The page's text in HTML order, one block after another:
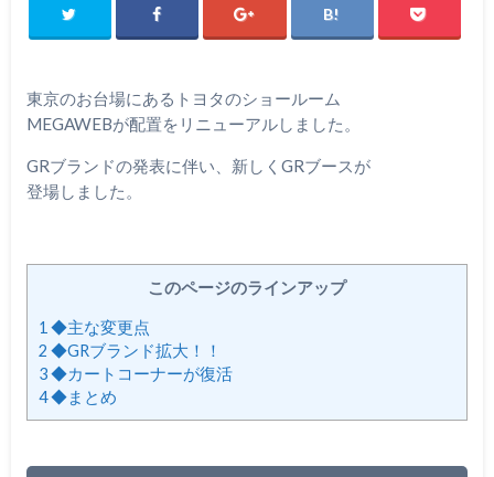
東京のお台場にあるトヨタのショールーム
MEGAWEBが配置をリニューアルしました。
GRブランドの発表に伴い、新しくGRブースが
登場しました。
このページのラインアップ
1 ◆主な変更点
2 ◆GRブランド拡大！！
3◆カートコーナーが復活
4◆まとめ